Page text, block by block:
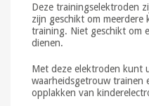
Deze trainingselektroden
zijn geschikt om meerdere
training. Niet geschikt om
dienen.
Met deze elektroden kunt
waarheidsgetrouw trainen
opplakken van